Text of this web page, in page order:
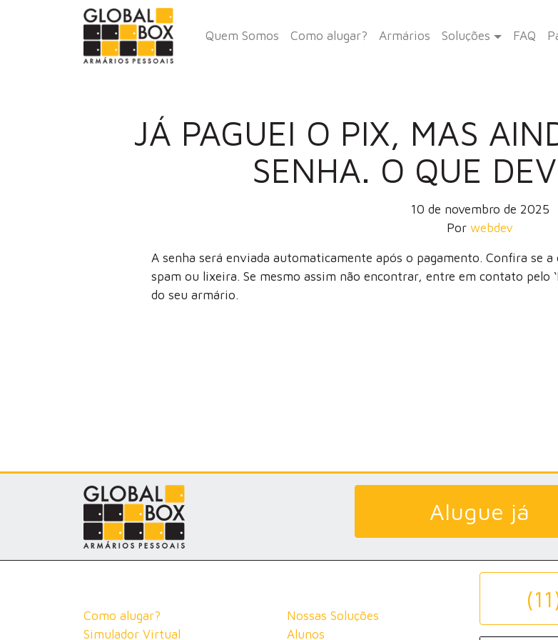
Quem Somos Como alugar? Armários Soluções FAQ
JÁ PAGUEI O PIX, MAS
SENHA. O QUE
10 de novembro de 2025
Por webdev
A senha será enviada automaticamente após o pagamento. Confira se
spam ou lixeira. Se mesmo assim não encontrar, entre em contato pelo
do seu armário.
Alugue já
Como alugar?
Simulador Virtual
Nossas Soluções
Alunos